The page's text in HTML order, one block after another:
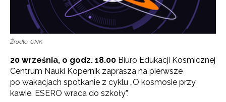
Źródło: CNK
20 września, o godz. 18.00 Biuro Edukacji Kosmicznej
Centrum Nauki Kopernik zaprasza na pierwsze
po wakacjach spotkanie z cyklu „O kosmosie przy
kawie. ESERO wraca do szkoły”.